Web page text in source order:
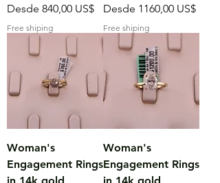
Desde 840,00 US$
Precio de oferta
Free shiping
Desde 1160,00 US$
Precio de oferta
Free shiping
Woman's
Engagement Rings
in 14k gold
Woman's
Engagement Rings
in 14k gold